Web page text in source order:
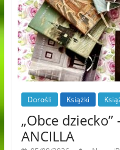
Dorośli Książki
„Obce
ANCILLA